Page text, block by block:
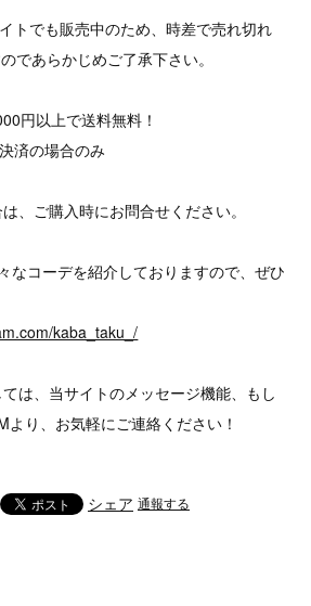
トでも販売中のため、時差で売れ切れ
であらかじめご了承下さい。
円以上で送料無料！
済の場合のみ
、ご購入時にお問合せください。
なコーデを紹介しておりますので、ぜひ
kaba_taku_/
は、当サイトのメッセージ機能、もし
より、お気軽にご連絡ください！
シェア 通報する